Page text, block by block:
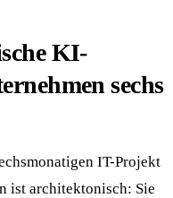
KI-
sechs
IT-Projekt
ist architektonisch: Sie